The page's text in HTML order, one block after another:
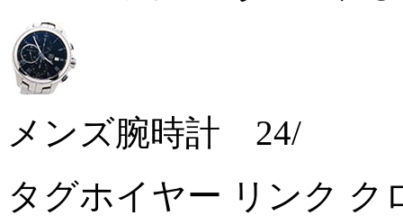
メンズ腕時計 24/
タグホイヤー リンク ク